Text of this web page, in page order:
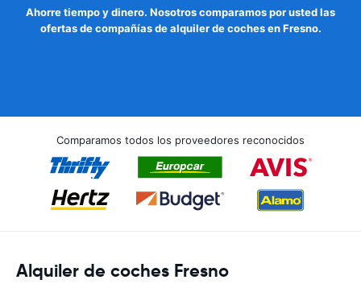
Ahorre tiempo y dinero. Nosotros comparamos por usted las
ofertas de compañías de alquiler de coches en Fresno.
Comparamos todos los proveedores reconocidos
Alquiler de coches Fresno